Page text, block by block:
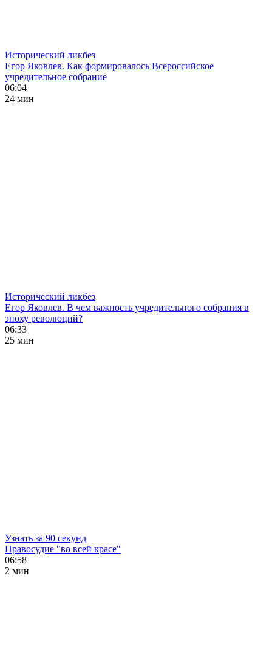
Исторический ликбез
Егор Яковлев. Как формировалось Всероссийское
учредительное собрание
06:04
24 мин
Исторический ликбез
Егор Яковлев. В чем важность учредительного собрания в
эпоху революций?
06:33
25 мин
Узнать за 90 секунд
Правосудие "во всей красе"
06:58
2 мин